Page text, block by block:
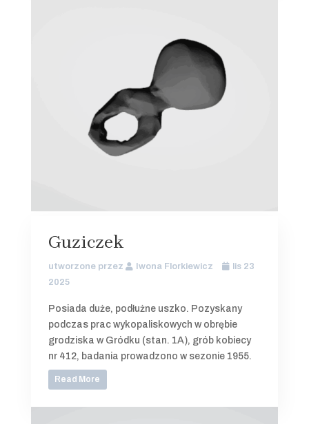
Guziczek
utworzone przez Iwona Florkiewicz
lis 23
2025
Posiada duże, podłużne uszko. Pozyskany
podczas prac wykopaliskowych w obrębie
grodziska w Gródku (stan. 1A), grób kobiecy
nr 412, badania prowadzono w sezonie 1955.
Read More